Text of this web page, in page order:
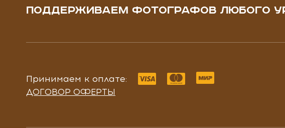
ПОДДЕРЖИВАЕМ ФОТОГРАФОВ ЛЮБОГО
Принимаем к оплате:
ДОГОВОР ОФЕРТЫ